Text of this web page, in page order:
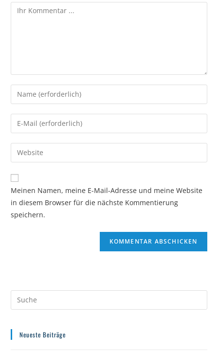
Kommentieren
Geben
Sie
Ihren
Namen
Benutzernamen
zum
Kommentieren
ein
Geben
Sie
Ihre
Adresse
zum
Kommentieren
ein
Geben
Sie
Ihre
Website-
(optional)
Meinen Namen, meine E-Mail-Adresse und meine Website
in diesem Browser für die nächste Kommentierung
speichern.
Neueste Beiträge